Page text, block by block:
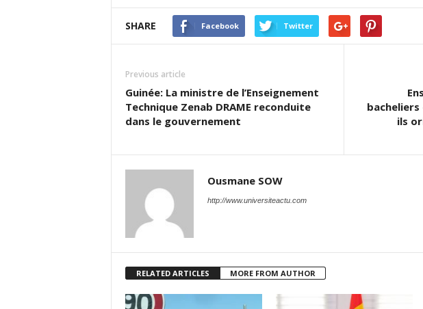
SHARE Facebook Twitter
Previous article
Guinée: La ministre de l’Enseignement
Technique Zenab DRAME reconduite
dans le gouvernement
bacheliers
ils
Ousmane SOW
http://www.universiteactu.com
RELATED ARTICLES MORE FROM AUTHOR